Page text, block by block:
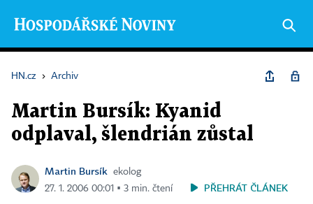
HN.cz › Archiv
Martin Bursík: Kyanid
odplaval, šlendrián zůstal
Martin Bursík
ekolog
27. 1. 2006 00:01 ▪ 3 min. čtení
PŘEHRÁT ČLÁNEK